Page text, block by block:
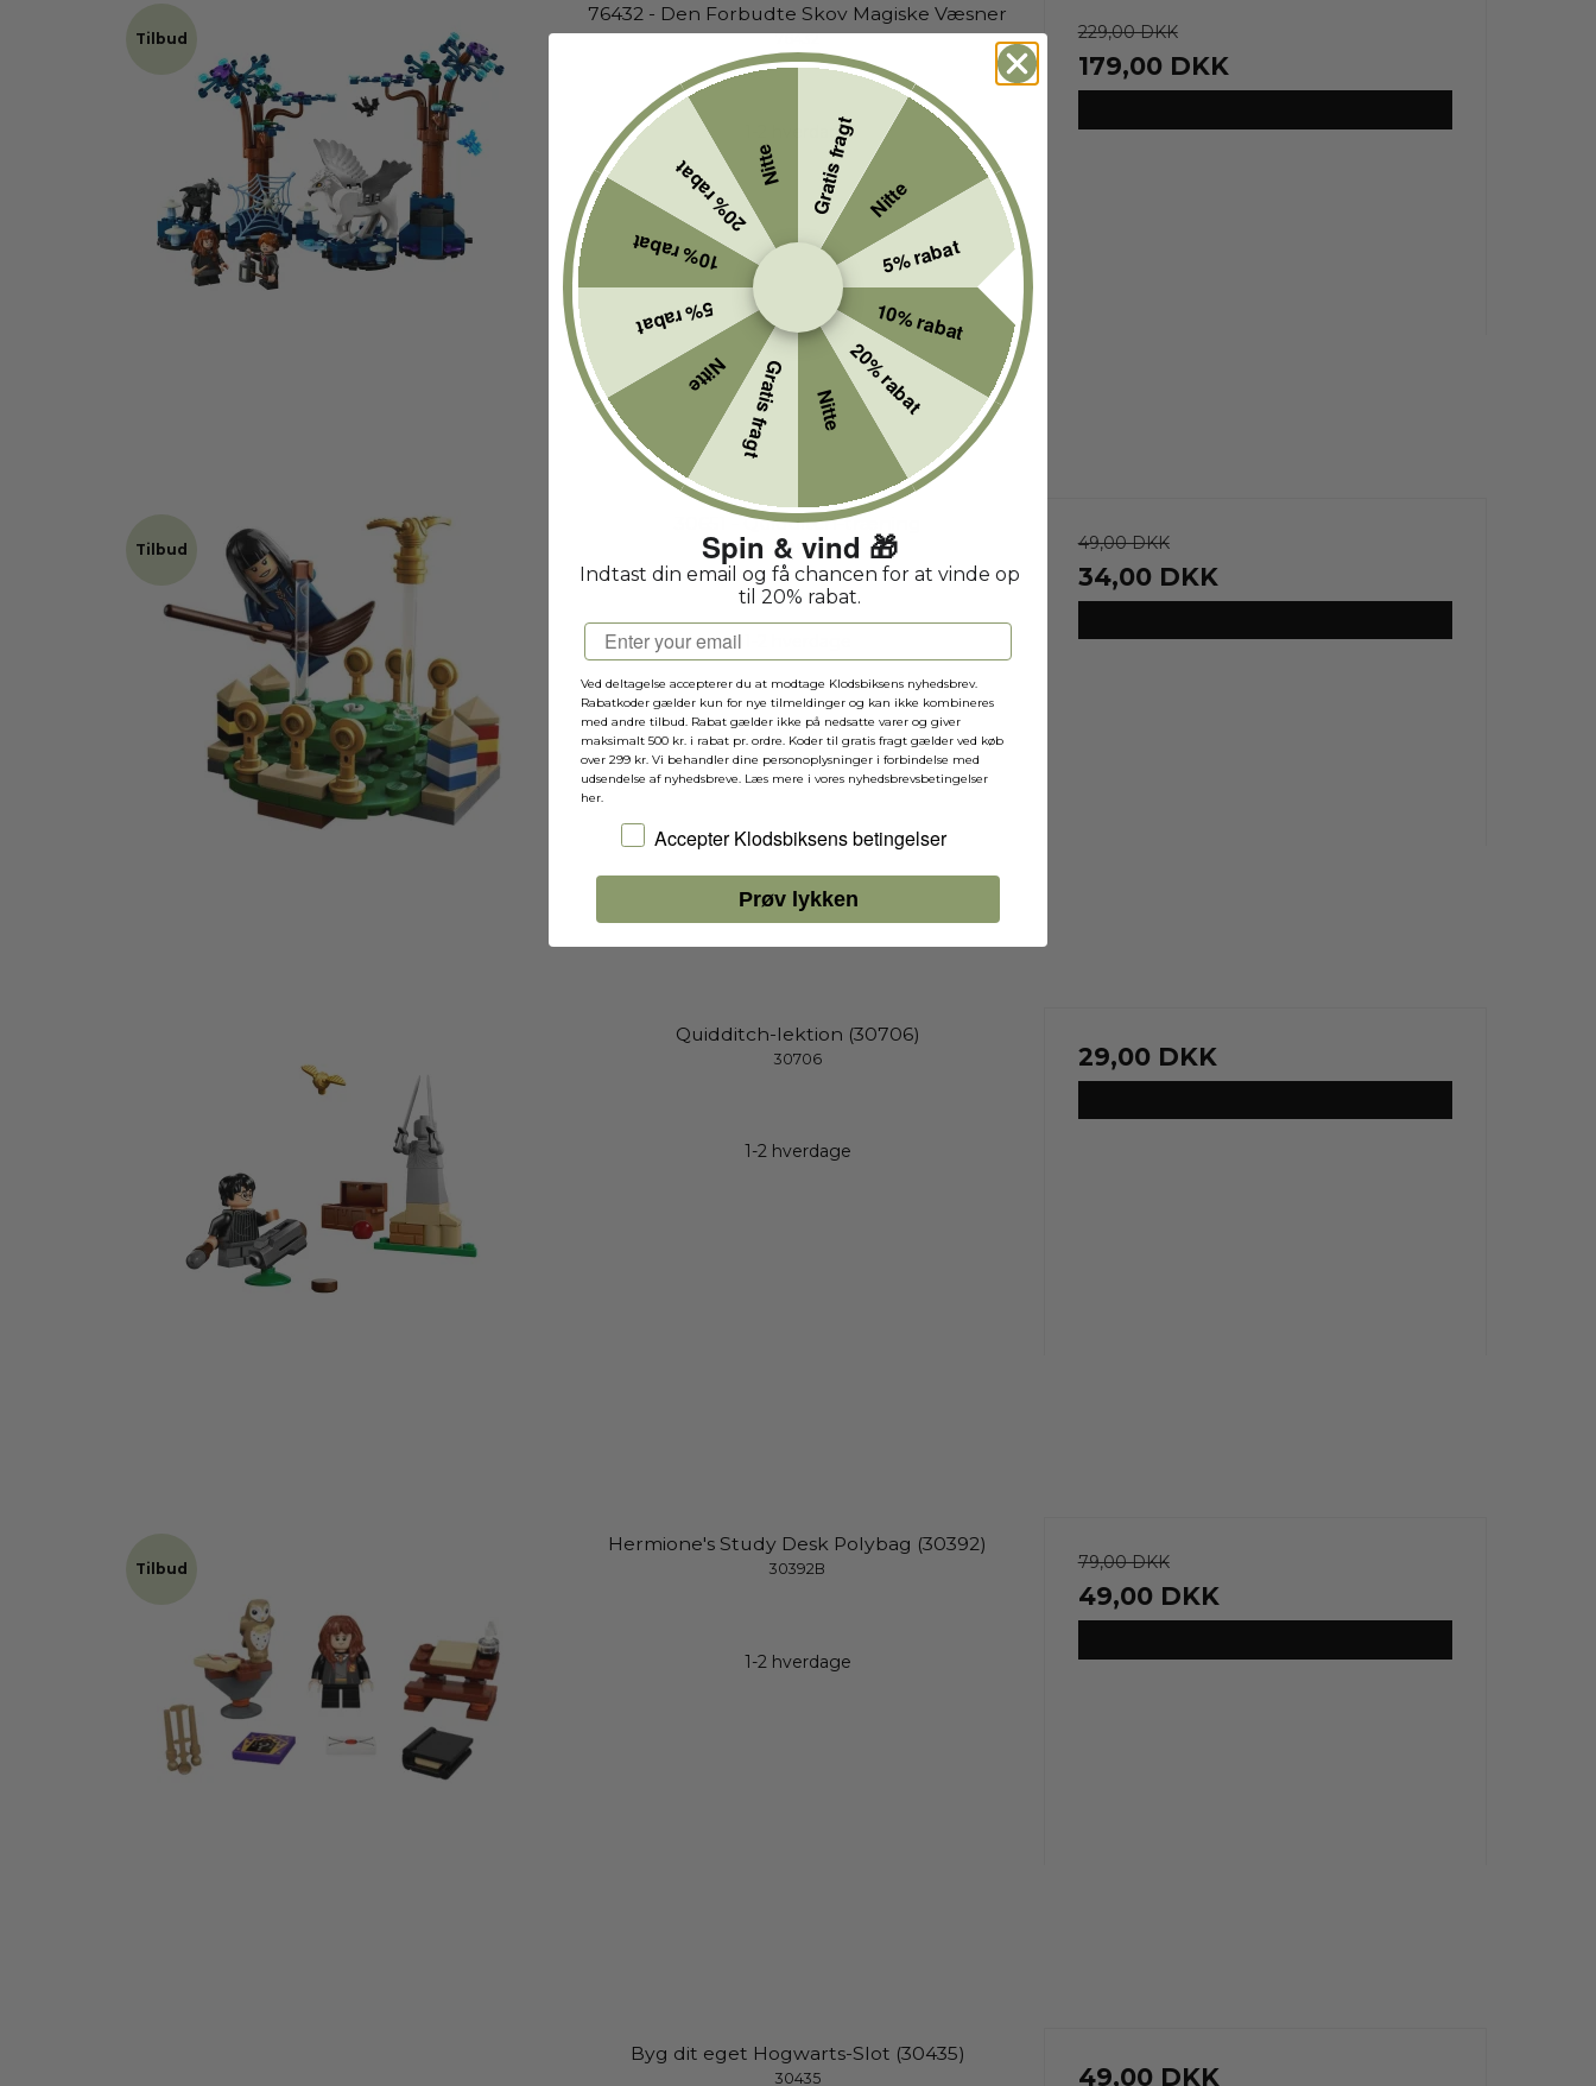
Tilbud
76432 - Den Forbudte Skov Magiske Væsner
76432
1-2 hverdage
229,00 DKK
179,00 DKK
Tilbud
30651 - Quidditch-træning
30651 49,00 DKK
34,00 DKK
Quidditch-lektion (30706)
30706
1-2 hverdage
29,00 DKK
Tilbud
Hermione's Study Desk Polybag (30392)
30392B
1-2 hverdage
79,00 DKK
49,00 DKK
Byg dit eget Hogwarts-Slot (30435)
30435 49,00 DKK
Gratis fragt Nitte
5% rabat
10% rabat
20% rabat
Nitte
Gratis fragt
Nitte
5% rabat
10% rabat
20% rabatNitte
Spin & vind 🎁
Indtast din email og få chancen for at vinde op
til 20% rabat.
Email
Ved deltagelse accepterer du at modtage Klodsbiksens nyhedsbrev.
Rabatkoder gælder kun for nye tilmeldinger og kan ikke kombineres
med andre tilbud. Rabat gælder ikke på nedsatte varer og giver
maksimalt 500 kr. i rabat pr. ordre. Koder til gratis fragt gælder ved køb
over 299 kr. Vi behandler dine personoplysninger i forbindelse med
udsendelse af nyhedsbreve. Læs mere i vores nyhedsbrevsbetingelser
her.
Jeg accepterer Klodsbiksens betingelser
Accepter Klodsbiksens betingelser
Prøv lykken